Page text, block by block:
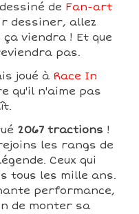
de Fan-art
dessiner, allez
ça viendra ! Et que
pas.
joué à Race In
qu'il n'aime pas
2067 tractions !
les rangs de
Ceux qui
tous les mille ans.
performance,
de monter sa